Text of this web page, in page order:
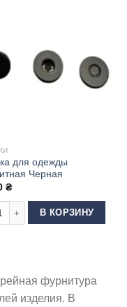
Темный никель
для одежды
Черная
₴
товара Кнопка для
В КОРЗИНУ
фурнитура
изделия. В